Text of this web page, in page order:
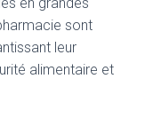
sont
leur
alimentaire et